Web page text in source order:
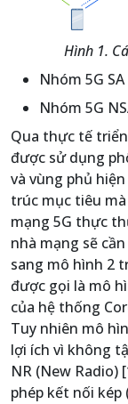
Hình 1.
Nhóm 5G
Nhóm 5G
Qua thực tế
được sử dụng
và vùng phủ
trúc mục tiêu
mạng 5G thực
nhà mạng sẽ
sang mô hình 2
được gọi là mô
của hệ thống
Tuy nhiên mô
lợi ích vì không
NR (New Radio)
phép kết nối kép